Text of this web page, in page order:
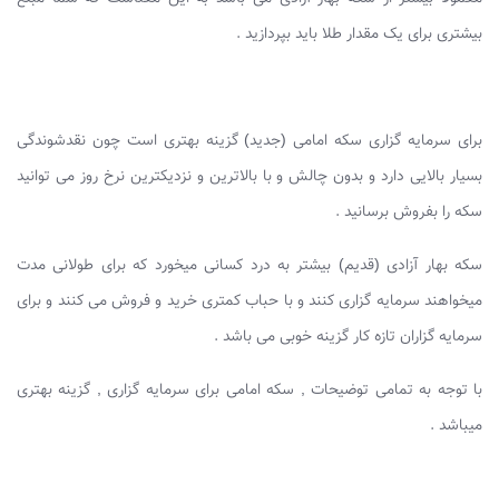
بیشتری برای یک مقدار طلا باید بپردازید .
برای سرمایه گزاری سکه امامی (جدید) گزینه بهتری است چون نقدشوندگی
بسیار بالایی دارد و بدون چالش و با بالاترین و نزدیکترین نرخ روز می توانید
سکه را بفروش برسانید .
سکه بهار آزادی (قدیم) بیشتر به درد کسانی میخورد که برای طولانی مدت
میخواهند سرمایه گزاری کنند و با حباب کمتری خرید و فروش می کنند و برای
سرمایه گزاران تازه کار گزینه خوبی می باشد .
با توجه به تمامی توضیحات , سکه امامی برای سرمایه گزاری , گزینه بهتری
میباشد .